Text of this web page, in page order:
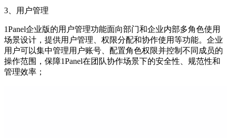
3、用户管理
1Panel企业版的用户管理功能面向部门和企业内部多角色使用
场景设计，提供用户管理、权限分配和协作使用等功能。企业
用户可以集中管理用户账号、配置角色权限并控制不同成员的
操作范围，保障1Panel在团队协作场景下的安全性、规范性和
管理效率；